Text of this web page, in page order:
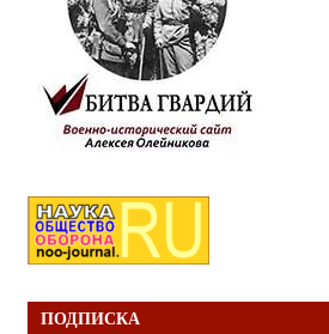
ПОДПИСКА